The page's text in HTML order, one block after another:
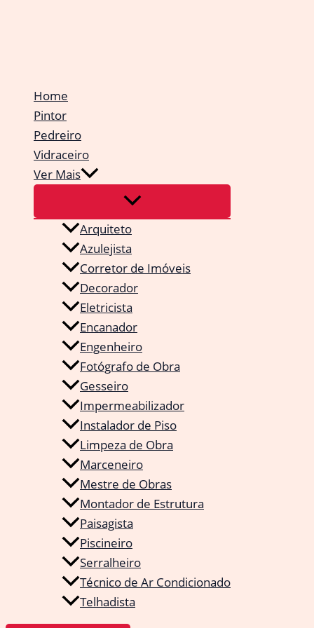
Home
Pintor
Pedreiro
Vidraceiro
Ver Mais
Arquiteto
Azulejista
Corretor de Imóveis
Decorador
Eletricista
Encanador
Engenheiro
Fotógrafo de Obra
Gesseiro
Impermeabilizador
Instalador de Piso
Limpeza de Obra
Marceneiro
Mestre de Obras
Montador de Estrutura
Paisagista
Piscineiro
Serralheiro
Técnico de Ar Condicionado
Telhadista